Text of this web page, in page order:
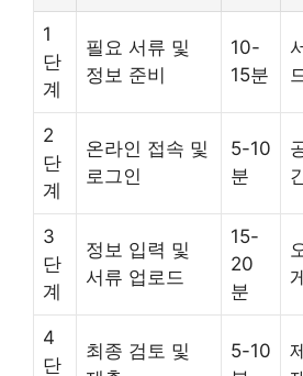
1
단
계
필요 서류 및
정보 준비
10-
15분
2
단
계
온라인 접속 및
로그인
5-10
분
3
단
계
정보 입력 및
서류 업로드
15-
20
분
4
단
최종 검토 및
5-10